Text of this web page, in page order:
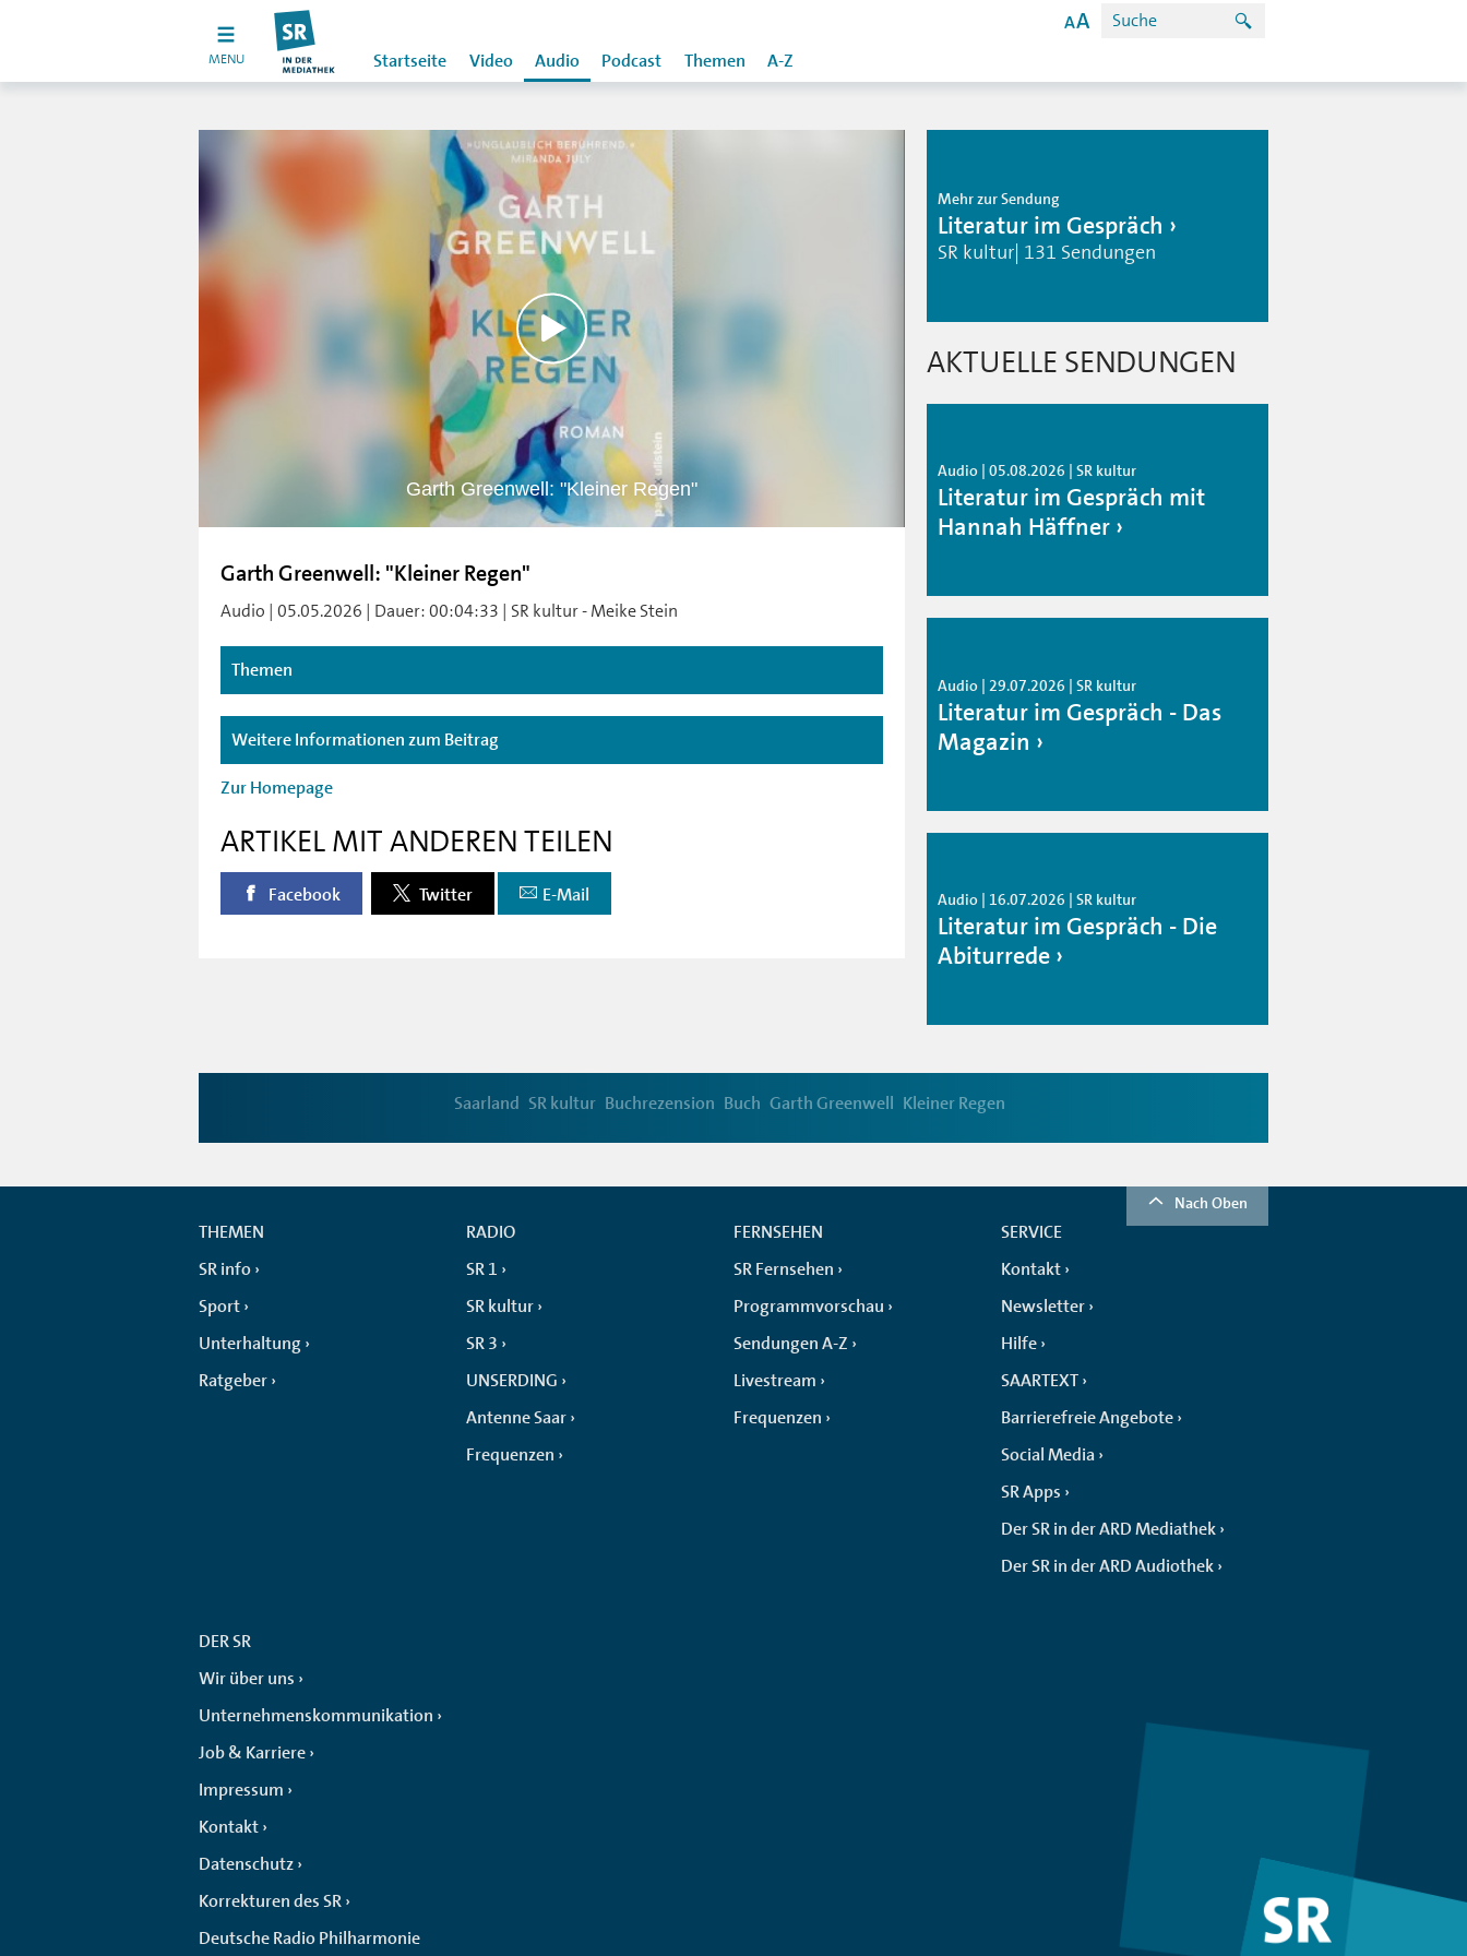
MENU Startseite Video Audio Podcast Themen A-Z
Garth Greenwell: "Kleiner Regen"
Garth Greenwell: "Kleiner Regen"
Audio | 05.05.2026 | Dauer: 00:04:33 | SR kultur - Meike Stein
Themen
Weitere Informationen zum Beitrag
Zur Homepage
ARTIKEL MIT ANDEREN TEILEN
Facebook Twitter E-Mail
Mehr zur Sendung
Literatur im Gespräch
SR kultur| 131 Sendungen
AKTUELLE SENDUNGEN
Audio | 05.08.2026 | SR kultur
Literatur im Gespräch mit
Hannah Häffner
Audio | 29.07.2026 | SR kultur
Literatur im Gespräch - Das
Magazin
Audio | 16.07.2026 | SR kultur
Literatur im Gespräch - Die
Abiturrede
Saarland SR kultur Buchrezension Buch Garth Greenwell Kleiner Regen
Nach Oben
THEMEN
SR info
Sport
Unterhaltung
Ratgeber
RADIO
SR 1
SR kultur
SR 3
UNSERDING
Antenne Saar
Frequenzen
FERNSEHEN
SR Fernsehen
Programmvorschau
Sendungen A-Z
Livestream
Frequenzen
SERVICE
Kontakt
Newsletter
Hilfe
SAARTEXT
Barrierefreie Angebote
Social Media
SR Apps
Der SR in der ARD Mediathek
Der SR in der ARD Audiothek
DER SR
Wir über uns
Unternehmenskommunikation
Job & Karriere
Impressum
Kontakt
Datenschutz
Korrekturen des SR
Deutsche Radio Philharmonie